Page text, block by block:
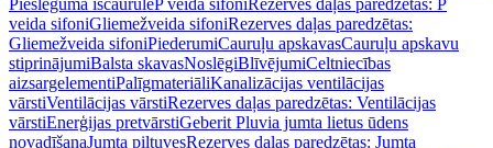
Pieslēguma īscauruleP veida sifoniRezerves daļas paredzētas: P
veida sifoniGliemežveida sifoniRezerves daļas paredzētas:
Gliemežveida sifoniPiederumiCauruļu apskavasCauruļu apskavu
stiprinājumiBalsta skavasNoslēgiBlīvējumiCeltniecības
aizsargelementiPalīgmateriāliKanalizācijas ventilācijas
vārstiVentilācijas vārstiRezerves daļas paredzētas: Ventilācijas
vārstiEnerģijas pretvārstiGeberit Pluvia jumta lietus ūdens
novadīšanaJumta piltuvesRezerves daļas paredzētas: Jumta